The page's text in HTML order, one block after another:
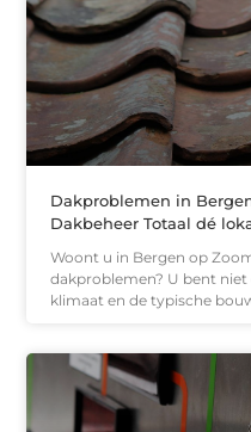
Dakproblemen in
Dakbeheer Totaal dé
Woont u in Bergen op
dakproblemen? U bent
klimaat en de typische